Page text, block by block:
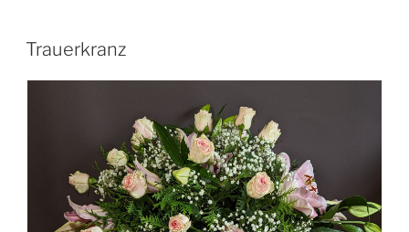
Trauerkranz